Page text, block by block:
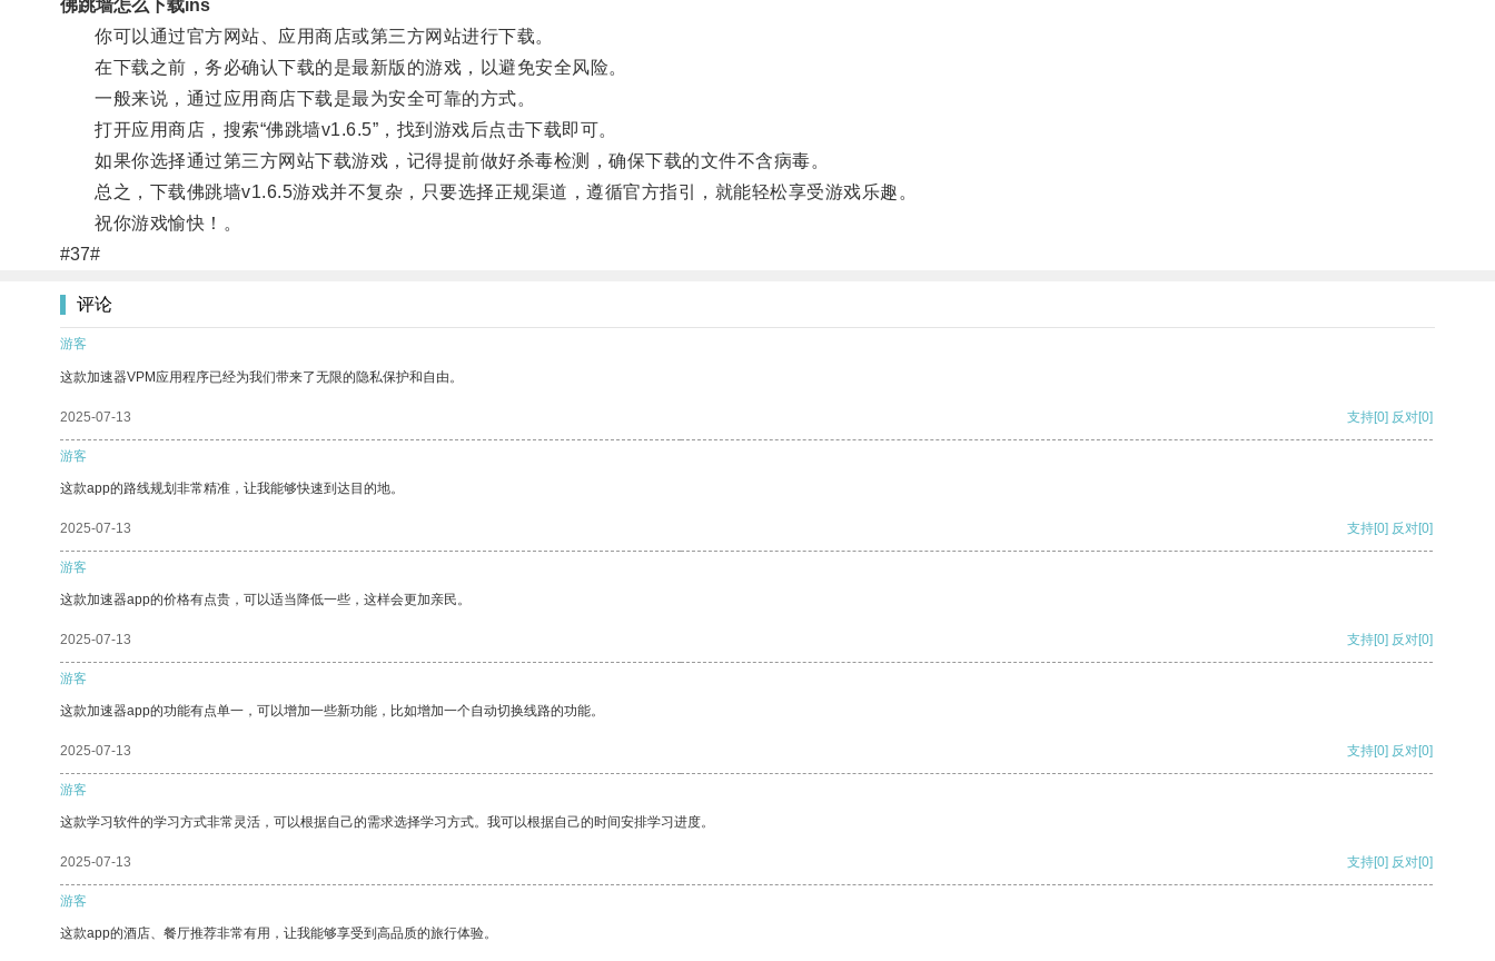
佛跳墙怎么下载ins
你可以通过官方网站、应用商店或第三方网站进行下载。
在下载之前，务必确认下载的是最新版的游戏，以避免安全风险。
一般来说，通过应用商店下载是最为安全可靠的方式。
打开应用商店，搜索“佛跳墙v1.6.5”，找到游戏后点击下载即可。
如果你选择通过第三方网站下载游戏，记得提前做好杀毒检测，确保下载的文件不含病毒。
总之，下载佛跳墙v1.6.5游戏并不复杂，只要选择正规渠道，遵循官方指引，就能轻松享受游戏乐趣。
祝你游戏愉快！。
#37#
评论
游客
这款加速器VPM应用程序已经为我们带来了无限的隐私保护和自由。
2025-07-13 支持[0] 反对[0]
游客
这款app的路线规划非常精准，让我能够快速到达目的地。
2025-07-13 支持[0] 反对[0]
游客
这款加速器app的价格有点贵，可以适当降低一些，这样会更加亲民。
2025-07-13 支持[0] 反对[0]
游客
这款加速器app的功能有点单一，可以增加一些新功能，比如增加一个自动切换线路的功能。
2025-07-13 支持[0] 反对[0]
游客
这款学习软件的学习方式非常灵活，可以根据自己的需求选择学习方式。我可以根据自己的时间安排学习进度。
2025-07-13 支持[0] 反对[0]
游客
这款app的酒店、餐厅推荐非常有用，让我能够享受到高品质的旅行体验。